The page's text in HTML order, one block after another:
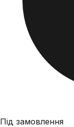
Під замовлення